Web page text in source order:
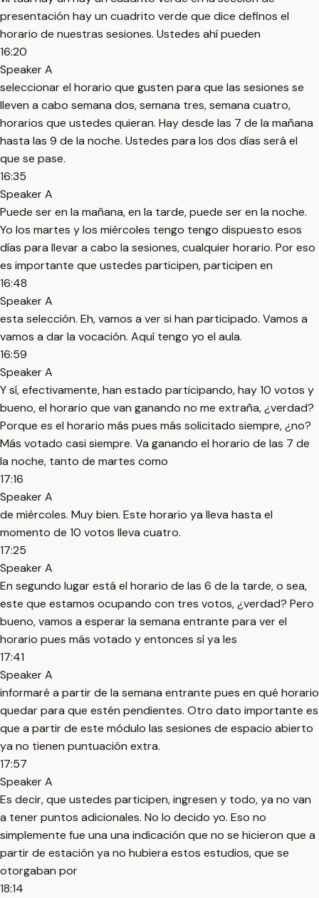
presentación hay un cuadrito verde que dice definos el
horario de nuestras sesiones. Ustedes ahí pueden
16:20
Speaker A
seleccionar el horario que gusten para que las sesiones se
lleven a cabo semana dos, semana tres, semana cuatro,
horarios que ustedes quieran. Hay desde las 7 de la mañana
hasta las 9 de la noche. Ustedes para los dos días será el
que se pase.
16:35
Speaker A
Puede ser en la mañana, en la tarde, puede ser en la noche.
Yo los martes y los miércoles tengo tengo dispuesto esos
días para llevar a cabo la sesiones, cualquier horario. Por eso
es importante que ustedes participen, participen en
16:48
Speaker A
esta selección. Eh, vamos a ver si han participado. Vamos a
vamos a dar la vocación. Aquí tengo yo el aula.
16:59
Speaker A
Y sí, efectivamente, han estado participando, hay 10 votos y
bueno, el horario que van ganando no me extraña, ¿verdad?
Porque es el horario más pues más solicitado siempre, ¿no?
Más votado casi siempre. Va ganando el horario de las 7 de
la noche, tanto de martes como
17:16
Speaker A
de miércoles. Muy bien. Este horario ya lleva hasta el
momento de 10 votos lleva cuatro.
17:25
Speaker A
En segundo lugar está el horario de las 6 de la tarde, o sea,
este que estamos ocupando con tres votos, ¿verdad? Pero
bueno, vamos a esperar la semana entrante para ver el
horario pues más votado y entonces sí ya les
17:41
Speaker A
informaré a partir de la semana entrante pues en qué horario
quedar para que estén pendientes. Otro dato importante es
que a partir de este módulo las sesiones de espacio abierto
ya no tienen puntuación extra.
17:57
Speaker A
Es decir, que ustedes participen, ingresen y todo, ya no van
a tener puntos adicionales. No lo decido yo. Eso no
simplemente fue una una indicación que no se hicieron que a
partir de estación ya no hubiera estos estudios, que se
otorgaban por
18:14